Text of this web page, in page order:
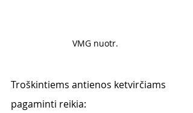
VMG nuotr.
Troškintiems antienos ketvirčiams
pagaminti reikia: